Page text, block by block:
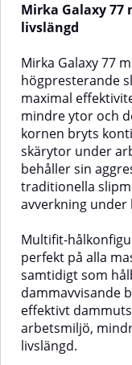
Mirka Galaxy 77
livslängd
Mirka Galaxy 77
högpresterande
maximal
mindre ytor och
kornen bryts
skärytor under
behåller sin
traditionella
avverkning under
Multifit-
perfekt på alla
samtidigt som
dammavvisande
effektivt
arbetsmiljö,
livslängd.